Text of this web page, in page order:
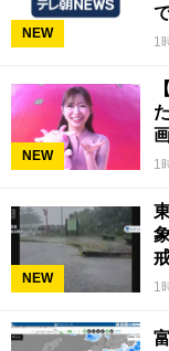
NEW
1
NEW
1
NEW
1